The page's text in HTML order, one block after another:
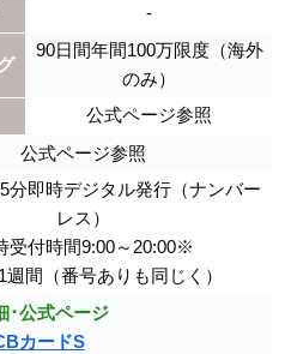
‐
90日間年間100万限度（海外
のみ）
公式ページ参照
公式ページ参照
分即時デジタル発行（ナンバー
レス）
受付時間9:00～20:00※
週間（番号ありも同じく）
･公式ページ
カードS